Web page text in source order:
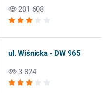
201 608
ul. Wiśnicka - DW 965
3 824